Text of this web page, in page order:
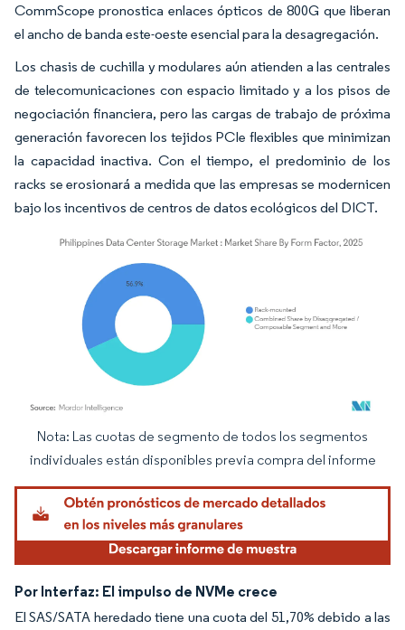
CommScope pronostica enlaces ópticos de 800G que liberan
el ancho de banda este-oeste esencial para la desagregación.
Los chasis de cuchilla y modulares aún atienden a las centrales
de telecomunicaciones con espacio limitado y a los pisos de
negociación financiera, pero las cargas de trabajo de próxima
generación favorecen los tejidos PCIe flexibles que minimizan
la capacidad inactiva. Con el tiempo, el predominio de los
racks se erosionará a medida que las empresas se modernicen
bajo los incentivos de centros de datos ecológicos del DICT.
Imagen © Mordor Intelligence. El uso requiere atribución según CC BY 4.0.
Nota: Las cuotas de segmento de todos los segmentos
individuales están disponibles previa compra del informe
Por Interfaz: El impulso de NVMe crece
El SAS/SATA heredado tiene una cuota del 51,70% debido a las